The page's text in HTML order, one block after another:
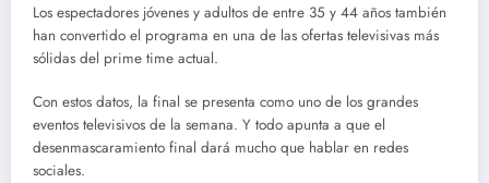
Los espectadores jóvenes y adultos de entre 35 y 44 años también
han convertido el programa en una de las ofertas televisivas más
sólidas del prime time actual.
Con estos datos, la final se presenta como uno de los grandes
eventos televisivos de la semana. Y todo apunta a que el
desenmascaramiento final dará mucho que hablar en redes
sociales.